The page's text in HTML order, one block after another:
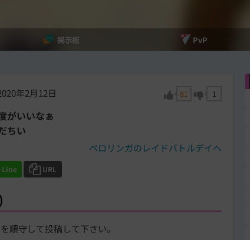
掲示板 PvP
年2月12日 81 1
がいいなぁ
ちい
ベロリンガのレイドバトルデイへ
Line URL
を順守して投稿して下さい。